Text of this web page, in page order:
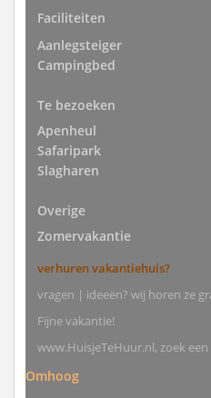
Faciliteiten
Aanlegsteiger
Campingbed
Te bezoeken
Apenheul
Safaripark
Slagharen
Overige
Zomervakantie
verhuren vakantiehuis?
vragen | ideeën? wij horen ze
Fijne vakantie!
www.HuisjeTeHuur.nl, zoek
Omhoog